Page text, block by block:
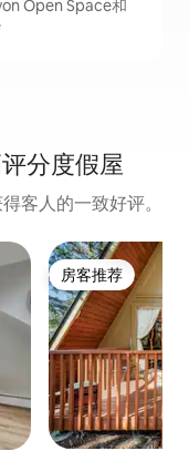
Open Space和
分度假屋
客人的一致好评。
房客推荐
房客推荐